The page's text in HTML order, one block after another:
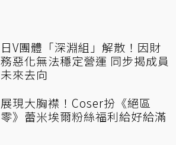
日V團體「深淵組」解散！因財
務惡化無法穩定營運 同步揭成員
未來去向
展現大胸襟！Coser扮《絕區
零》蕾米埃爾粉絲福利給好給滿